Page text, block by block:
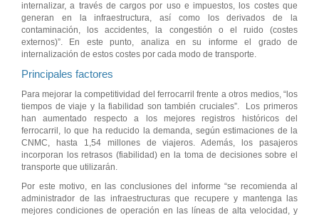
internalizar, a través de cargos por uso e impuestos, los costes que
generan en la infraestructura, así como los derivados de la
contaminación, los accidentes, la congestión o el ruido (costes
externos)”. En este punto, analiza en su informe el grado de
internalización de estos costes por cada modo de transporte.
Principales factores
Para mejorar la competitividad del ferrocarril frente a otros medios, “los
tiempos de viaje y la fiabilidad son también cruciales”. Los primeros
han aumentado respecto a los mejores registros históricos del
ferrocarril, lo que ha reducido la demanda, según estimaciones de la
CNMC, hasta 1,54 millones de viajeros. Además, los pasajeros
incorporan los retrasos (fiabilidad) en la toma de decisiones sobre el
transporte que utilizarán.
Por este motivo, en las conclusiones del informe “se recomienda al
administrador de las infraestructuras que recupere y mantenga las
mejores condiciones de operación en las líneas de alta velocidad, y